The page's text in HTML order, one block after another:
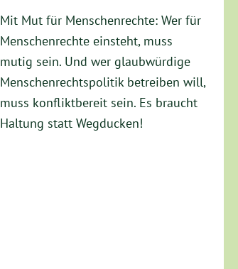
Mit Mut für Menschenrechte: Wer für
Menschenrechte einsteht, muss
mutig sein. Und wer glaubwürdige
Menschenrechtspolitik betreiben will,
muss konfliktbereit sein. Es braucht
Haltung statt Wegducken!